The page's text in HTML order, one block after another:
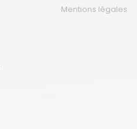
Mentions légales